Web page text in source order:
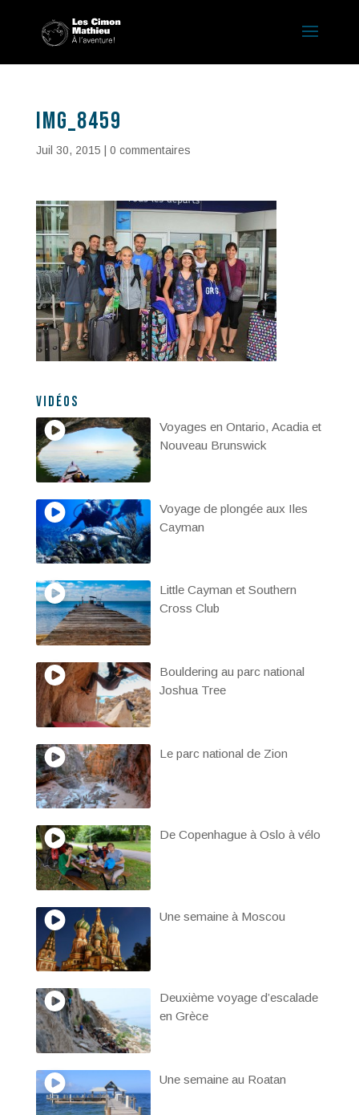
IMG_8459
Juil 30, 2015 0 commentaires
Vidéos
Voyages en Ontario, Acadia et
Nouveau Brunswick
Voyage de plongée aux Iles
Cayman
Little Cayman et Southern
Cross Club
Bouldering au parc national
Joshua Tree
Le parc national de Zion
De Copenhague à Oslo à vélo
Une semaine à Moscou
Deuxième voyage d’escalade
en Grèce
Une semaine au Roatan